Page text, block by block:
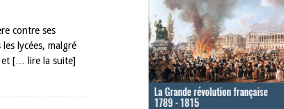
contre ses
lycées, malgré
et [… lire la suite]